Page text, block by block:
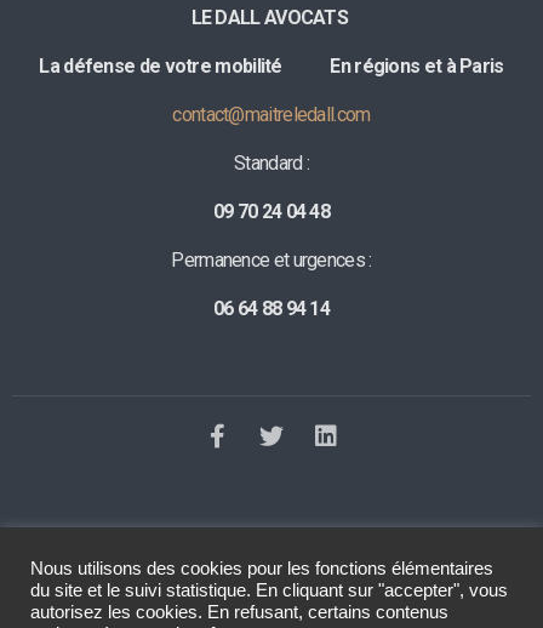
LE DALL AVOCATS
La défense de votre mobilité En régions et à Paris
contact@maitreledall.com
Standard :
09 70 24 04 48
Permanence et urgences :
06 64 88 94 14
©2023 Tous droits réservés Le Dall Avocat . Réalisation
Raphaelle
Baut
Nous utilisons des cookies pour les fonctions élémentaires
du site et le suivi statistique. En cliquant sur "accepter", vous
autorisez les cookies. En refusant, certains contenus